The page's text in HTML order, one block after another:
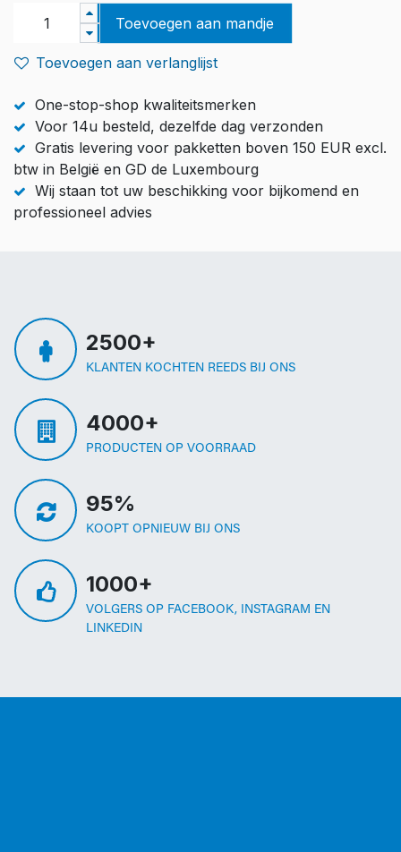
Toevoegen aan mandje
Toevoegen aan verlanglijst
One-stop-shop kwaliteitsmerken
Voor 14u besteld, dezelfde dag verzonden
Gratis levering voor pakketten boven 150 EUR excl.
btw in België en GD de Luxembourg
Wij staan tot uw beschikking voor bijkomend en
professioneel advies
2500+
KLANTEN KOCHTEN REEDS BIJ ONS
4000+
PRODUCTEN OP VOORRAAD
95%
KOOPT OPNIEUW BIJ ONS
1000+
VOLGERS OP FACEBOOK, INSTAGRAM EN
LINKEDIN